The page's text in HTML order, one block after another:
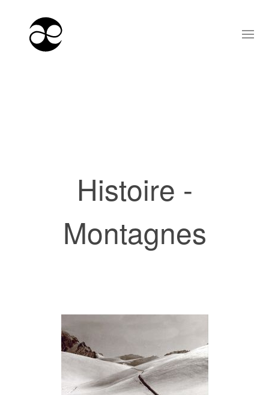
Histoire -
Montagnes